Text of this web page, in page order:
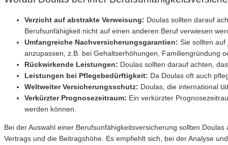
Verzicht auf abstrakte Verweisung: Doulas sollten darauf
Berufsunfähigkeit nicht auf einen anderen Beruf verwiesen
Umfangreiche Nachversicherungsgarantien: Sie sollten auf
anzupassen, z.B. bei Gehaltserhöhungen, Familiengründung
Rückwirkende Leistungen: Doulas sollten darauf achten,
Leistungen bei Pflegebedürftigkeit: Da Doulas oft auch
Weltweiter Versicherungsschutz: Doulas, die international
Verkürzter Prognosezeitraum: Ein verkürzter
werden können.
Bei der Auswahl einer Berufsunfähigkeitsversicherung sollten
Vertrags und die Beitragshöhe. Es empfiehlt sich, bei der Analyse